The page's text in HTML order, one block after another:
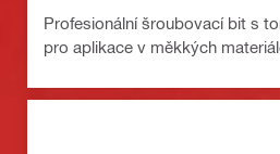
Profesionální šroubovací bit s
pro aplikace v měkkých